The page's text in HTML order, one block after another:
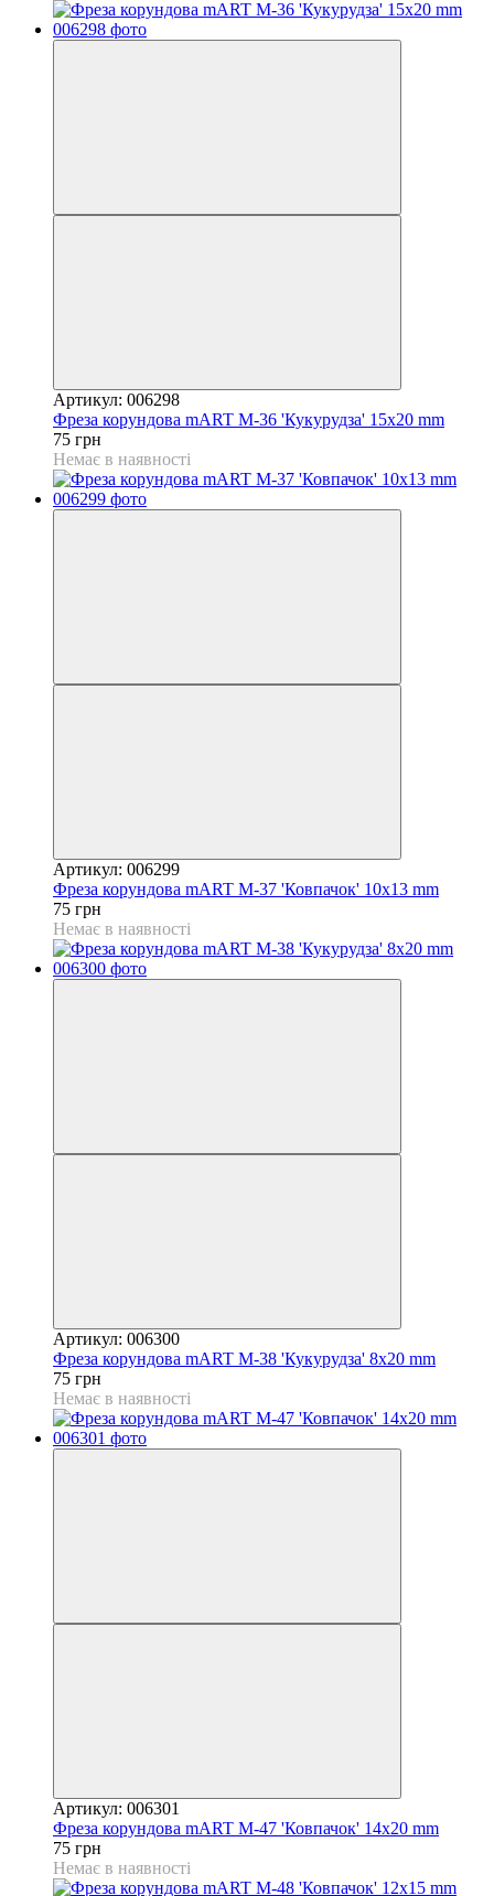
Артикул: 006298
Фреза корундова mART М-36 'Кукурудза' 15x20 mm
75 грн
Немає в наявності
Артикул: 006299
Фреза корундова mART М-37 'Ковпачок' 10x13 mm
75 грн
Немає в наявності
Артикул: 006300
Фреза корундова mART М-38 'Кукурудза' 8x20 mm
75 грн
Немає в наявності
Артикул: 006301
Фреза корундова mART М-47 'Ковпачок' 14x20 mm
75 грн
Немає в наявності